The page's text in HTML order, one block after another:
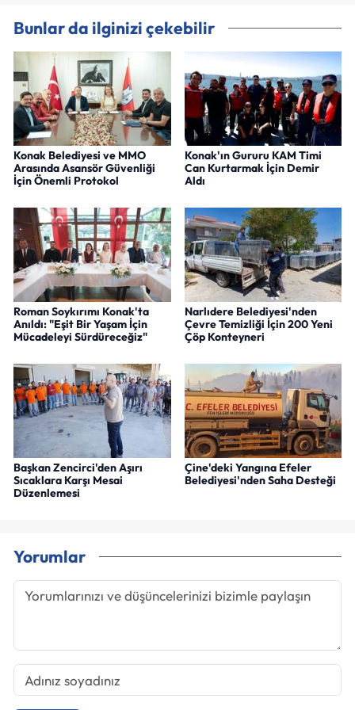
Bunlar da ilginizi çekebilir
Konak Belediyesi ve MMO
Arasında Asansör Güvenliği
İçin Önemli Protokol
Konak'ın Gururu KAM Timi
Can Kurtarmak İçin Demir
Aldı
Roman Soykırımı Konak'ta
Anıldı: "Eşit Bir Yaşam İçin
Mücadeleyi Sürdüreceğiz"
Narlıdere Belediyesi'nden
Çevre Temizliği İçin 200 Yeni
Çöp Konteyneri
Başkan Zencirci'den Aşırı
Sıcaklara Karşı Mesai
Düzenlemesi
Çine'deki Yangına Efeler
Belediyesi'nden Saha Desteği
Yorumlar